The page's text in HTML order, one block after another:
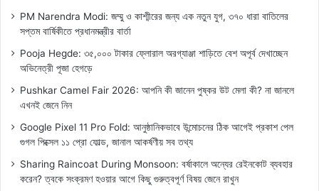
PM Narendra Modi: জম্মু ও কাশ্মীরের জন্য এক নতুন যুগ, ৩৭০ ধারা বাতিলের
সপ্তম বার্ষিকীতে প্রধানমন্ত্রীর বার্তা
Pooja Hegde: ৩৫,০০০ টাকার ফ্লোরাল অরগ্যাঞ্জা শাড়িতে বেশ অপূর্ব দেখাচ্ছেন
অভিনেত্রী পূজা হেগড়ে
Pushkar Camel Fair 2026: আপনি কী জানেন পুষ্কর উট মেলা কী? না জানলে
এখনই জেনে নিন
Google Pixel 11 Pro Fold: আনুষ্ঠানিকভাবে উন্মোচনের ঠিক আগেই প্রকাশ পেল
গুগল পিক্সেল ১১ প্রো ফোল্ড, জানাল আকর্ষণীয় সব তথ্য
Sharing Raincoat During Monsoon: বর্ষাকালে অন্যের রেইনকোট ব্যবহার
করেন? ত্বকে সংক্রমণ হওয়ার আগে কিছু গুরুত্বপূর্ণ বিষয় জেনে রাখুন